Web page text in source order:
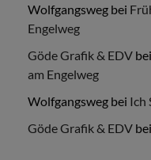
Wolfgangsweg bei
Engelweg
Göde Grafik & EDV bei
am Engelweg
Wolfgangsweg bei Ich
Göde Grafik & EDV bei